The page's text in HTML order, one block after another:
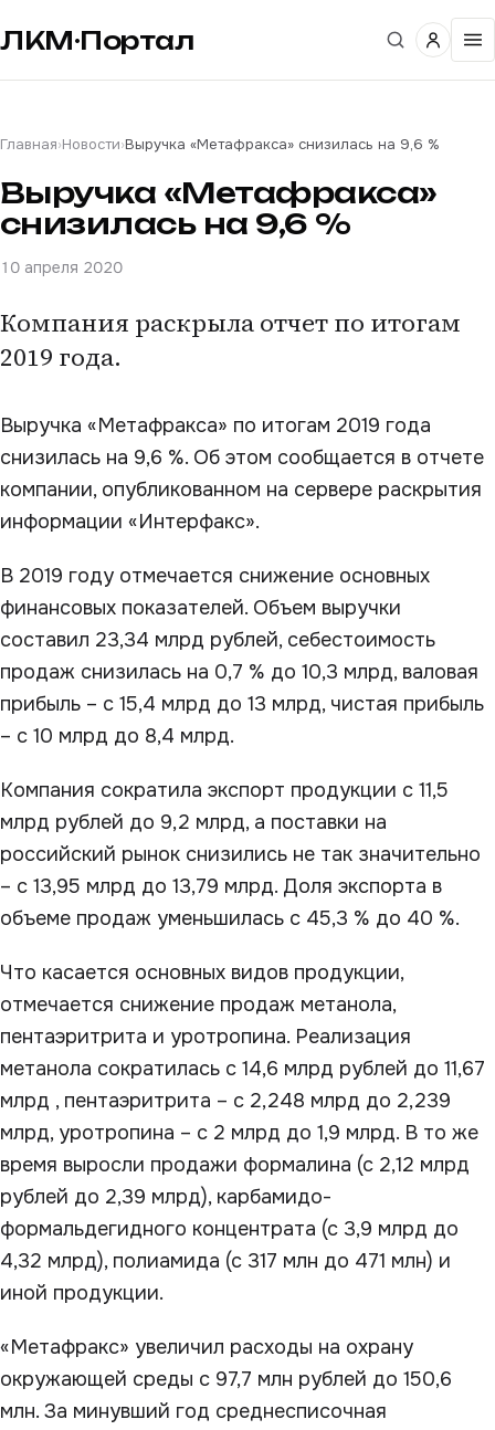
ЛКМ·Портал
Главная›Новости›Выручка «Метафракса» снизилась на 9,6 %
Выручка «Метафракса»
снизилась на 9,6 %
10 апреля 2020
Компания раскрыла отчет по итогам
2019 года.
Выручка «Метафракса» по итогам 2019 года
снизилась на 9,6 %. Об этом сообщается в отчете
компании, опубликованном на сервере раскрытия
информации «Интерфакс».
В 2019 году отмечается снижение основных
финансовых показателей. Объем выручки
составил 23,34 млрд рублей, себестоимость
продаж снизилась на 0,7 % до 10,3 млрд, валовая
прибыль – с 15,4 млрд до 13 млрд, чистая прибыль
– с 10 млрд до 8,4 млрд.
Компания сократила экспорт продукции с 11,5
млрд рублей до 9,2 млрд, а поставки на
российский рынок снизились не так значительно
– с 13,95 млрд до 13,79 млрд. Доля экспорта в
объеме продаж уменьшилась с 45,3 % до 40 %.
Что касается основных видов продукции,
отмечается снижение продаж метанола,
пентаэритрита и уротропина. Реализация
метанола сократилась с 14,6 млрд рублей до 11,67
млрд , пентаэритрита – с 2,248 млрд до 2,239
млрд, уротропина – с 2 млрд до 1,9 млрд. В то же
время выросли продажи формалина (с 2,12 млрд
рублей до 2,39 млрд), карбамидо-
формальдегидного концентрата (с 3,9 млрд до
4,32 млрд), полиамида (с 317 млн до 471 млн) и
иной продукции.
«Метафракс» увеличил расходы на охрану
окружающей среды с 97,7 млн рублей до 150,6
млн. За минувший год среднесписочная